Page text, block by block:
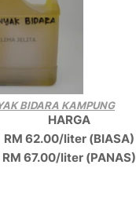
BIDARA KAMPUNG
HARGA
RM 62.00/liter (BIASA)
RM 67.00/liter (PANAS)